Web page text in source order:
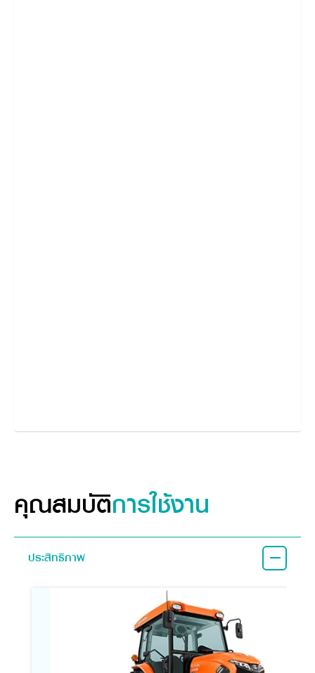
คุณสมบัติการใช้งาน
ประสิทธิภาพ